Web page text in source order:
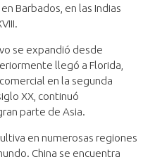
Barbados, en las Indias
se expandió desde
llegó a Florida,
en la segunda
XX, continuó
parte de Asia.
en numerosas regiones
China se encuentra